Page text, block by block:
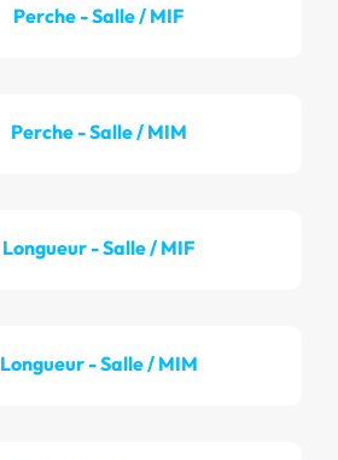
Perche - Salle / MIF
Perche - Salle / MIM
Longueur - Salle / MIF
Longueur - Salle / MIM